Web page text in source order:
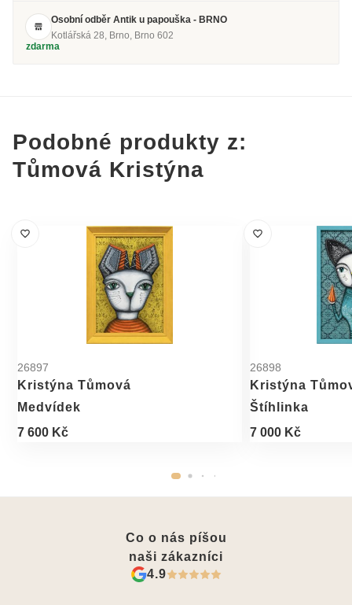
Osobní odběr Antik u papouška - BRNO
Kotlářská 28, Brno, Brno 602
zdarma
Podobné produkty z:
Tůmová Kristýna
26897
Kristýna Tůmová
Medvídek
7 600 Kč
26898
Kristýna
Štíhlinka
7 000 Kč
Co o nás píšou
naši zákazníci
4.9